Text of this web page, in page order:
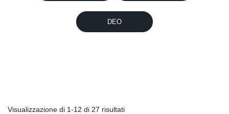
DEO
Visualizzazione di 1-12 di 27 risultati